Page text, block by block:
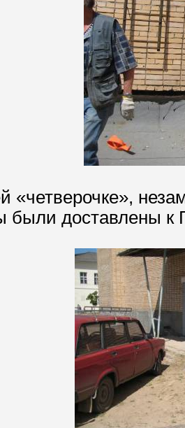
«четверочке»,
были доставлены к